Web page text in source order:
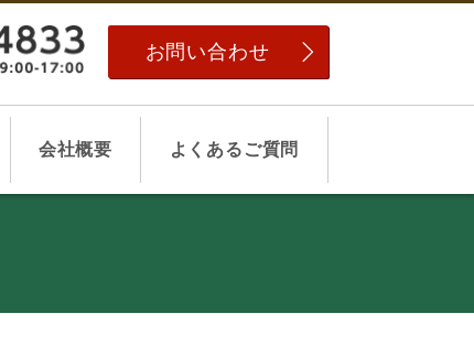
お問い合わせ
会社概要 よくあるご質問